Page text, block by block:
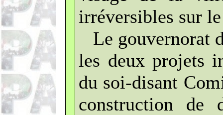
irréversibles sur
Le gouvernorat
les deux projets
du soi-disant
construction de